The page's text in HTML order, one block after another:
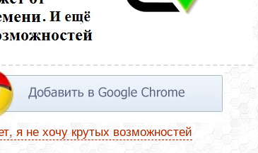
-это и есть треккод
я не хочу крутых возможностей